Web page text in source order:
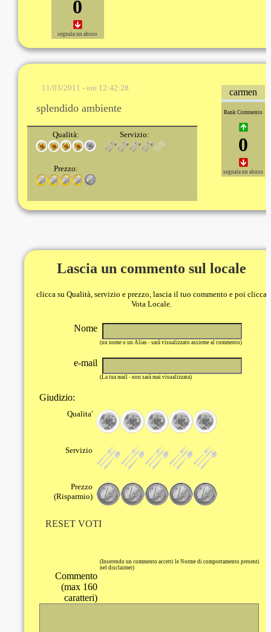
0
segnala un abuso
11/03/2011 - ore 12:42:28
splendido ambiente
Qualità: Servizio:
Prezzo:
carmen
Rank Commento
0
segnala un abuso
Lascia un commento sul locale
clicca su Qualità, servizio e prezzo, lascia il tuo commento e poi clicca
Vota Locale.
Nome
(un nome o un Alias - sarà visualizzato assieme al commento)
e-mail
(La tua mail - non sarà mai visualizzata)
Giudizio:
Qualita'
Servizio
Prezzo
(Risparmio)
RESET VOTI
(Inserendo un commento accetti le Norme di comportamento presenti
nel disclaimer)
Commento
(max 160
caratteri)